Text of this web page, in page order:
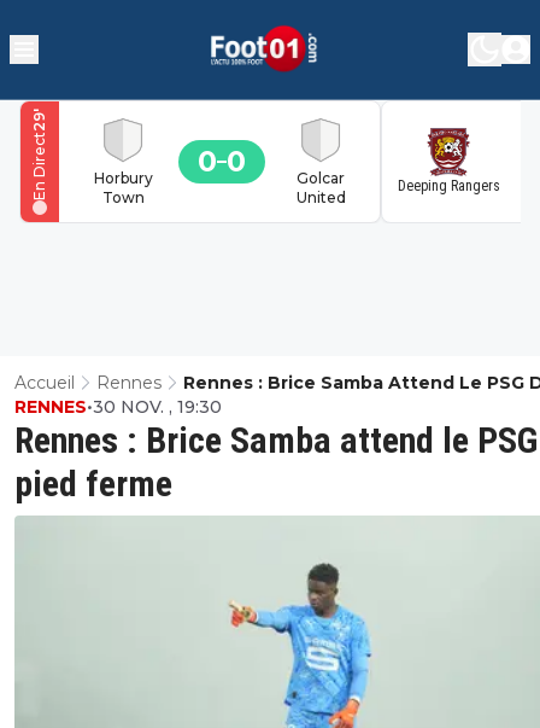
Horbury
Town
0 0
Golcar
United
29
'
En Direct Deeping Rangers
Accueil Rennes
Rennes : Brice Samba Attend Le PSG
Pied Ferme
Rennes : Brice Samba attend le
pied ferme
RENNES•30 NOV. , 19:30